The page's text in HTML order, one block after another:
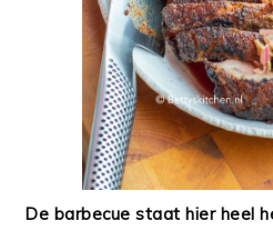
De barbecue staat hier heel